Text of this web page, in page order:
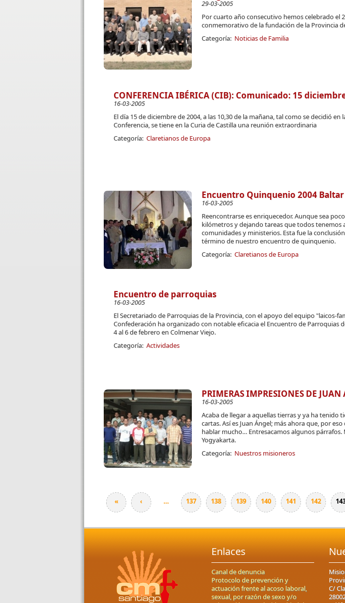
29-03-2005
Por cuarto año consecutivo hemos celebrado el
conmemorativo de la fundación de la Provincia
Categoría: Noticias de Familia
CONFERENCIA IBÉRICA (CIB): Comunicado: 15
16-03-2005
El día 15 de diciembre de 2004, a las 10,30 de la mañana, tal como se decidió
Conferencia, se tiene en la Curia de Castilla una reunión extraordinaria
Categoría: Claretianos de Europa
Encuentro Quinquenio 2004
16-03-2005
Reencontrarse es enriquecedor. Aunque sea
kilómetros y dejando tareas que todos tenemos
comunidades y ministerios. Esta fue la
término de nuestro encuentro de quinquenio.
Categoría: Claretianos de Europa
Encuentro de parroquias
16-03-2005
El Secretariado de Parroquias de la Provincia, con el apoyo del equipo "laicos-
Confederación ha organizado con notable eficacia el Encuentro de Parroquias
4 al 6 de febrero en Colmenar Viejo.
Categoría: Actividades
PRIMERAS IMPRESIONES DE JUAN
16-03-2005
Acaba de llegar a aquellas tierras y ya ha tenido
cartas. Así es Juan Ángel; más ahora que, por
hablar mucho… Entresacamos algunos párrafos.
Yogyakarta.
Categoría: Nuestros misioneros
Páginas
« ‹ … 137 138 139 140 141 142
Enlaces
Canal de denuncia
Protocolo de prevención y
actuación frente al acoso laboral,
sexual, por razón de sexo y/o
C/